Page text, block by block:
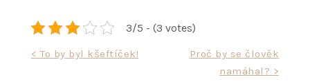
3/5 - (3 votes)
Navigace< To by byl kšeftíček!
Proč by se člověk
namáhal? >